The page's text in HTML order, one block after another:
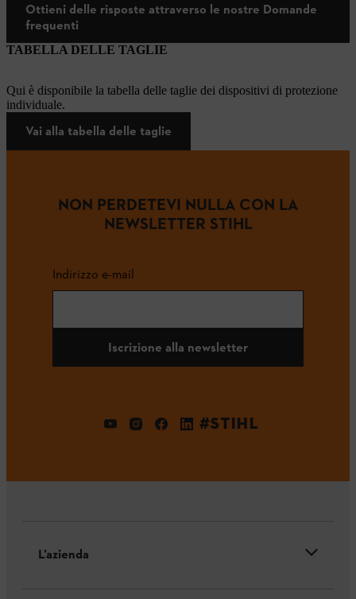
Ottieni delle risposte attraverso le nostre Domande
frequenti
TABELLA DELLE TAGLIE
Qui è disponibile la tabella delle taglie dei dispositivi di protezione
individuale.
Vai alla tabella delle taglie
NON PERDETEVI NULLA CON LA
NEWSLETTER STIHL
Indirizzo e-mail
Iscrizione alla newsletter
#STIHL
L’azienda